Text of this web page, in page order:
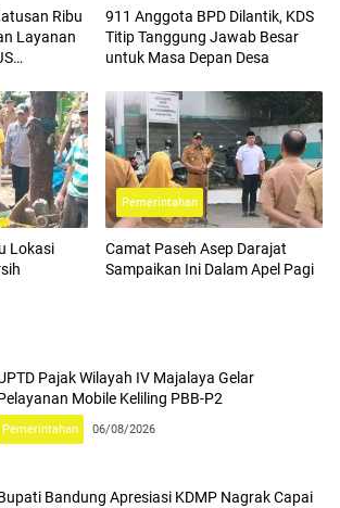
Ribu
Layanan
911 Anggota BPD Dilantik, KDS
Titip Tanggung Jawab Besar
untuk Masa Depan Desa
Lokasi
Pemerintahan
Camat Paseh Asep Darajat
Sampaikan Ini Dalam Apel Pagi
Pajak Wilayah IV Majalaya Gelar
Mobile Keliling PBB-P2
Pemerintahan 06/08/2026
Bandung Apresiasi KDMP Nagrak Capai